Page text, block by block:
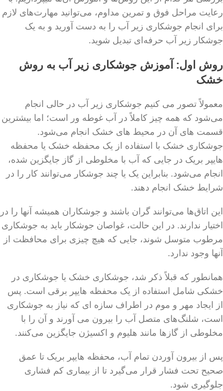
رعایت مراحل فوق و تمرین مداوم، می‌توانید مهارت‌های لازم
برای انجام جوشکاری زیر آب را به دست آورید و به یک
جوشکار زیر آب حرفه‌ای تبدیل شوید.
روش اول: آموزش جوشکاری زیر آب به روش
خشک
معمولاً تصور می کنیم جوشکاری زیر آب در حالی انجام
می‌شود که همه چیز کاملاً در آب غوطه ور است؛ اما بیشترین
قسمت های آن در محیط های خشک انجام می‌شود.
جوشکاری خشک با استفاده از یک محفظه خشک یا محفظه
هایپر بریک در جایی که آب با مخلوطی از گاز جایگزین شده،
انجام می‌شود. بنابراین یک یا چند جوشکار می‌توانند کار را در
شرایط خشک انجام دهند.
این اتاق‌ها می‌توانند گران باشند و جوشکاران همیشه آنها را در
اختیار ندارند. در این حالت، غواصان جوشکار باید به جوشکاری
مرطوب متوسل شوند، جایی که هیچ چیزی برای محافظت از
آنها وجود ندارد.
همانطور که قبلاً ذکر شد، جوشکاری خشک یا جوشکاری در
خشکی شامل استفاده از یک محفظه هایپر برقی است. پس
از ایجاد مهر و موم در اطراف سازه ای که نیاز به جوشکاری
است، شلنگ‌های متصل آب را بیرون می آورند و آن را با
مخلوطی از گازها مانند هلیوم و اکسیژن جایگزین می‌کنند.
پس از بیرون آوردن تمام آب، محفظه هایپر بریک تا عمق
صحیح تحت فشار قرار می‌گیرد تا از بیماری کم فشاری
جلوگیری شود.